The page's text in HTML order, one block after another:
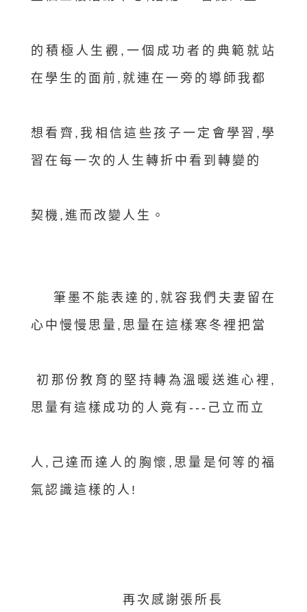
的 積極人生觀,一個成功者的典範就站
在學生的面前,就連在一旁的導師我都
想看齊,我相信這些孩子一定會學習,學
習在每一次的人生轉折中看到轉變的
契 機,進而改變人生。
筆墨不能表達的,就容我們夫妻留在
心中慢慢思量,思量在這樣寒冬裡把當
初那份教育的堅持轉為溫暖送進心裡,
思量有這樣成功的人竟有---己立而立
人,己達而達人的胸懷,思量是何等的福
氣認識這樣的人!
再次感謝張所長